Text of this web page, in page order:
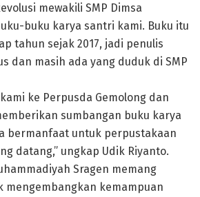
mewakili SMP Dimsa
buku karya santri kami. Buku itu
tahun sejak 2017, jadi penulis
dan masih ada yang duduk di SMP
ke Perpusda Gemolong dan
sumbangan buku karya
bermanfaat untuk perpustakaan
datang,” ungkap Udik Riyanto.
Sragen memang
mengembangkan kemampuan